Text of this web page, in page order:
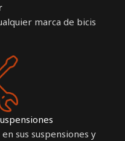
marca de bicis
sus suspensiones y